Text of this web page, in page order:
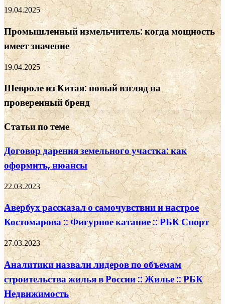
19.04.2025
Промышленный измельчитель: когда мощность
имеет значение
19.04.2025
Шевроле из Китая: новый взгляд на
проверенный бренд
Статьи по теме
Договор дарения земельного участка: как
оформить, нюансы
22.03.2023
Авербух рассказал о самочувствии и настрое
Костомарова :: Фигурное катание :: РБК Спорт
27.03.2023
Аналитики назвали лидеров по объемам
строительства жилья в России :: Жилье :: РБК
Недвижимость